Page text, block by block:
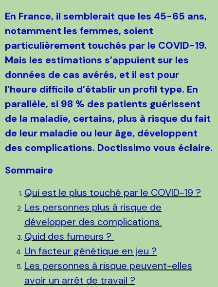
En France, il semblerait que les 45-65 ans,
notamment les femmes, soient
particulièrement touchés par le COVID-19.
Mais les estimations s’appuient sur les
données de cas avérés, et il est pour
l’heure difficile d’établir un profil type. En
parallèle, si 98 % des patients guérissent
de la maladie, certains, plus à risque du fait
de leur maladie ou leur âge, développent
des complications. Doctissimo vous éclaire.
Sommaire
Qui est le plus touché par le COVID-19 ?
Les personnes plus à risque de
développer des complications
Quid des fumeurs ?
Un facteur génétique en jeu ?
Les personnes à risque peuvent-elles
avoir un arrêt de travail ?